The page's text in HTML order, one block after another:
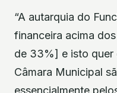
“A autarquia do
financeira acima
de 33%] e isto quer
Câmara Municipal